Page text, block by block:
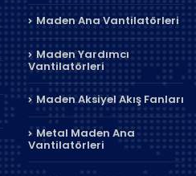
Maden Ana Vantilatörleri
Maden Yardımcı
Vantilatörleri
Maden Aksiyel Akış Fanları
Metal Maden Ana
Vantilatörleri